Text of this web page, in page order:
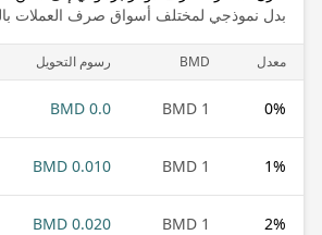
بدل نموذجي لمختلف أسواق صرف العملات
معدل BMD رسوم التحويل
0%
1 BMD
0.0 BMD
1%
1 BMD
0.010 BMD
2%
1 BMD
0.020 BMD